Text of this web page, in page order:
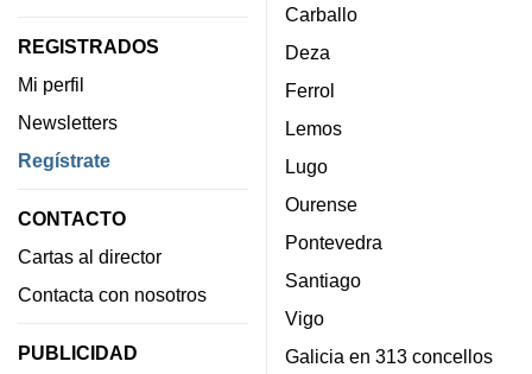
REGISTRADOS
Mi perfil
Newsletters
Regístrate
CONTACTO
Cartas al director
Contacta con nosotros
PUBLICIDAD
Carballo
Deza
Ferrol
Lemos
Lugo
Ourense
Pontevedra
Santiago
Vigo
Galicia en 313 concellos